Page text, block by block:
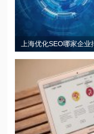
上海优化SEO哪家企业